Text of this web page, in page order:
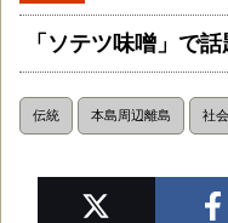
「ソテツ味噌」で
伝統 本島周辺離島 社